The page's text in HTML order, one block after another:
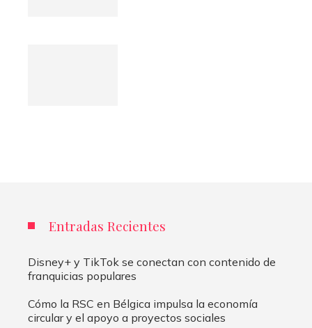
Entradas Recientes
Disney+ y TikTok se conectan con contenido de
franquicias populares
Cómo la RSC en Bélgica impulsa la economía
circular y el apoyo a proyectos sociales